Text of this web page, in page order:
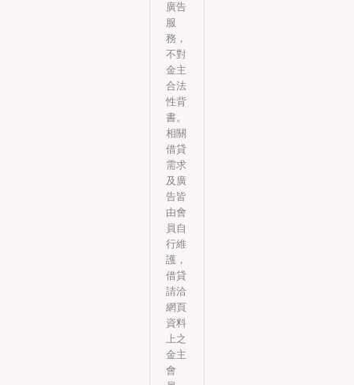
廣告
服
務，
不對
金主
合法
性背
書。
相關
借貸
需求
及廣
告皆
由會
員自
行維
護，
借貸
請洽
網頁
資料
上之
金主
會